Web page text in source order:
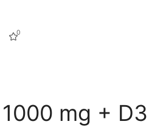
0
mg + D3